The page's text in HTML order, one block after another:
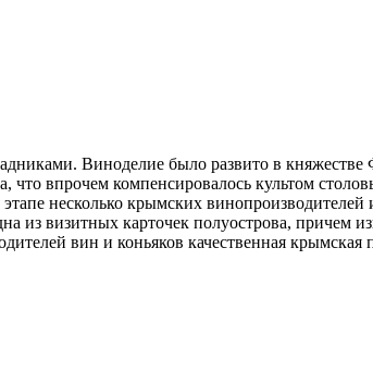
Виноделие было развито в княжестве
впрочем компенсировалось культом
несколько крымских
визитных карточек полуострова, причем
вин и коньяков качественная крымская